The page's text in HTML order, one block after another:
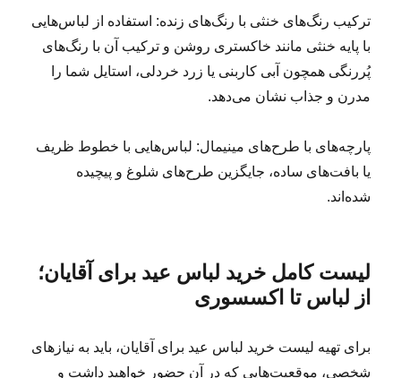
ترکیب رنگ‌های خنثی با رنگ‌های زنده: استفاده از لباس‌هایی
با پایه خنثی مانند خاکستری روشن و ترکیب آن با رنگ‌های
پُررنگی همچون آبی کاربنی یا زرد خردلی، استایل شما را
مدرن و جذاب نشان می‌دهد.
پارچه‌های با طرح‌های مینیمال: لباس‌هایی با خطوط ظریف
یا بافت‌های ساده، جایگزین طرح‌های شلوغ و پیچیده
شده‌اند.
لیست کامل خرید لباس عید برای آقایان؛
از لباس تا اکسسوری
برای تهیه لیست خرید لباس عید برای آقایان، باید به نیازهای
شخصی، موقعیت‌هایی که در آن حضور خواهید داشت و